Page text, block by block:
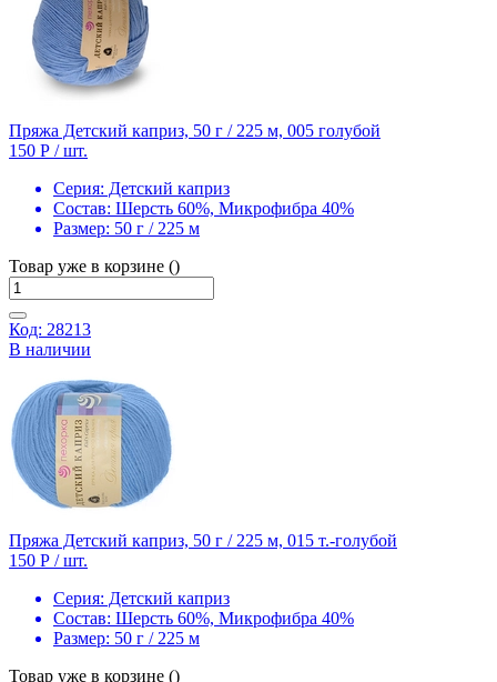
Пряжа Детский каприз, 50 г / 225 м, 005 голубой
150 Р / шт.
Серия: Детский каприз
Состав: Шерсть 60%, Микрофибра 40%
Размер: 50 г / 225 м
Товар уже в корзине ()
Код: 28213
В наличии
Пряжа Детский каприз, 50 г / 225 м, 015 т.-голубой
150 Р / шт.
Серия: Детский каприз
Состав: Шерсть 60%, Микрофибра 40%
Размер: 50 г / 225 м
Товар уже в корзине ()